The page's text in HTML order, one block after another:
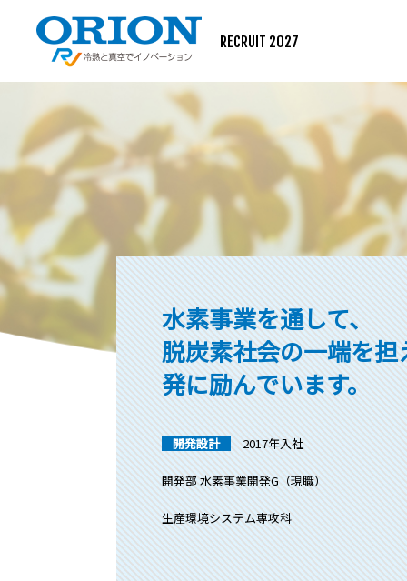
RECRUIT 2027
水素事業を通して、
脱炭素社会の一端を担
発に励んでいます。
開発設計 2017年入社
開発部 水素事業開発G（現職）
生産環境システム専攻科